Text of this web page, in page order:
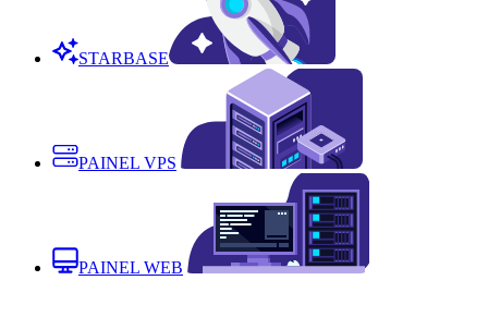
STARBASE
PAINEL VPS
PAINEL WEB